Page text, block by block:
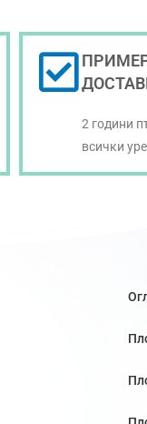
2 години
всички